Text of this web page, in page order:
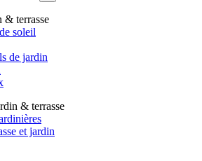
& terrasse
soleil
de jardin
& terrasse
et jardin